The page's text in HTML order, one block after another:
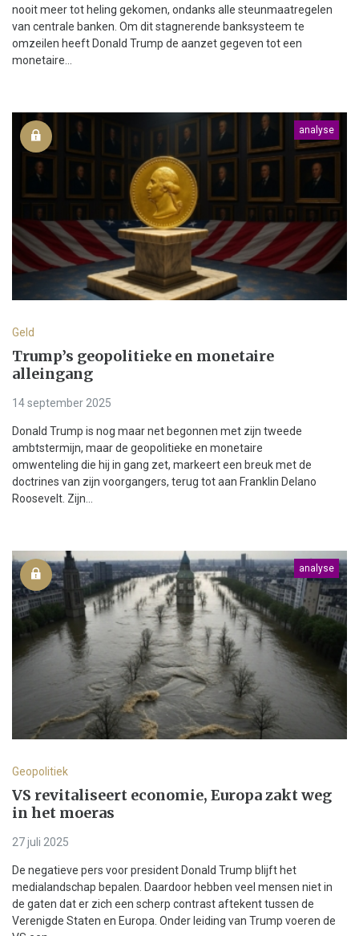
nooit meer tot heling gekomen, ondanks alle steunmaatregelen
van centrale banken. Om dit stagnerende banksysteem te
omzeilen heeft Donald Trump de aanzet gegeven tot een
monetaire...
analyse
Geld
Trump’s geopolitieke en monetaire
alleingang
14 september 2025
Donald Trump is nog maar net begonnen met zijn tweede
ambtstermijn, maar de geopolitieke en monetaire
omwenteling die hij in gang zet, markeert een breuk met de
doctrines van zijn voorgangers, terug tot aan Franklin Delano
Roosevelt. Zijn...
analyse
Geopolitiek
VS revitaliseert economie, Europa zakt weg
in het moeras
27 juli 2025
De negatieve pers voor president Donald Trump blijft het
medialandschap bepalen. Daardoor hebben veel mensen niet in
de gaten dat er zich een scherp contrast aftekent tussen de
Verenigde Staten en Europa. Onder leiding van Trump voeren de